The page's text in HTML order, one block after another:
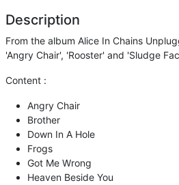
Description
From the album Alice In Chains
'Angry Chair', 'Rooster' and 'Sludge
Content :
Angry Chair
Brother
Down In A Hole
Frogs
Got Me Wrong
Heaven Beside You